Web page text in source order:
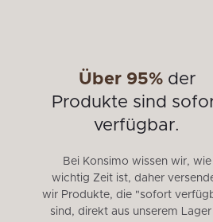
Über 95%der
Produkte sind
verfügbar.
Bei Konsimo wissen wir, wie
wichtig Zeit ist, daher
wir Produkte, die "sofort
sind, direkt aus unserem Lager